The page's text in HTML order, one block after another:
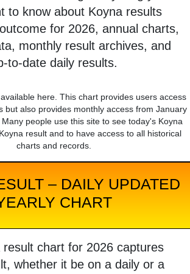
to know about Koyna results
for 2026, annual charts,
monthly result archives, and
to-date daily results.
here. This chart provides users access
but also provides monthly access from January
people use this site to see today's Koyna
result and to have access to all historical
charts and records.
– DAILY UPDATED
CHART
result chart for 2026 captures
whether it be on a daily or a